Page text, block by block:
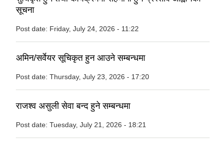
सूचना
Post date: Friday, July 24, 2026 - 11:22
अमिन/सर्वेयर सूचिकृत हुन आउने सम्बन्धमा
Post date: Thursday, July 23, 2026 - 17:20
राजश्व असुली सेवा बन्द हुने सम्बन्धमा
Post date: Tuesday, July 21, 2026 - 18:21